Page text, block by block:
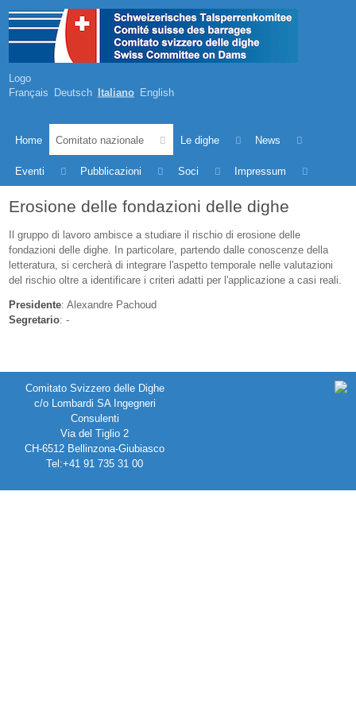
Logo
Français Deutsch Italiano English
Home Comitato nazionale Le dighe News
Eventi Pubblicazioni Soci Impressum
Erosione delle fondazioni delle dighe
Il gruppo di lavoro ambisce a studiare il rischio di erosione delle
fondazioni delle dighe. In particolare, partendo dalle conoscenze della
letteratura, si cercherà di integrare l'aspetto temporale nelle valutazioni
del rischio oltre a identificare i criteri adatti per l'applicazione a casi reali.
Presidente: Alexandre Pachoud
Segretario: -
Comitato Svizzero delle Dighe
c/o Lombardi SA Ingegneri
Consulenti
Via del Tiglio 2
CH-6512 Bellinzona-Giubiasco
Tel:+41 91 735 31 00